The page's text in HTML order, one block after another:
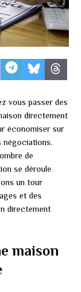
vous passer des
directement
économiser sur
négociations.
de
se déroule
un tour
et des
directement
maison